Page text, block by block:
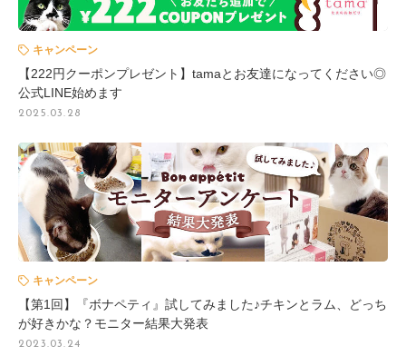
キャンペーン
【222円クーポンプレゼント】tamaとお友達になってください◎
公式LINE始めます
2025.03.28
キャンペーン
【第1回】『ボナペティ』試してみました♪チキンとラム、どっち
が好きかな？モニター結果大発表
2023.03.24